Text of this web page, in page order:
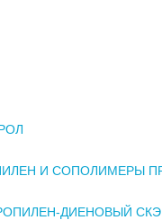
И СОПОЛИМЕРЫ
ДИЕНОВЫЙ